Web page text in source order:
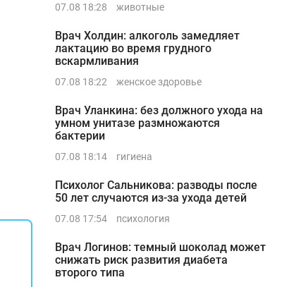
07.08 18:28 животные
Врач Холдин: алкоголь замедляет
лактацию во время грудного
вскармливания
07.08 18:22 женское здоровье
Врач Уланкина: без должного ухода на
умном унитазе размножаются
бактерии
07.08 18:14 гигиена
Психолог Сальникова: разводы после
50 лет случаются из-за ухода детей
07.08 17:54 психология
Врач Логинов: темный шоколад может
снижать риск развития диабета
второго типа